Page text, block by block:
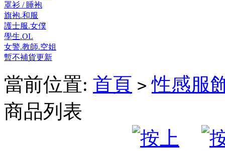
罩衫 / 睡袍
旗袍.和服
護士服.女僕
學生.OL
女警.教師.空姐
暫不補貨更新
當前位置: 首頁 > 性感服
商品列表